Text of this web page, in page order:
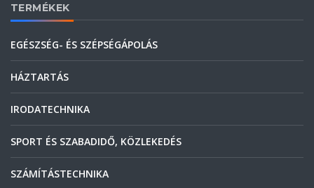
TERMÉKEK
EGÉSZSÉG- ÉS SZÉPSÉGÁPOLÁS
HÁZTARTÁS
IRODATECHNIKA
SPORT ÉS SZABADIDŐ, KÖZLEKEDÉS
SZÁMÍTÁSTECHNIKA